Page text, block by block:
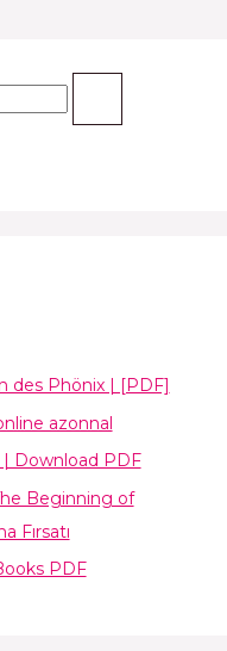
des Phönix | [PDF]
azonnal
Download PDF
Beginning of
Fırsatı
PDF